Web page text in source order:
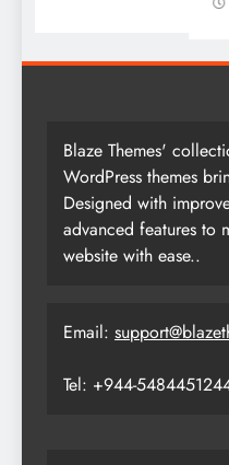
Blaze Themes'
WordPress themes
Designed with
advanced features to
website with ease..
Email:
Tel: +944-